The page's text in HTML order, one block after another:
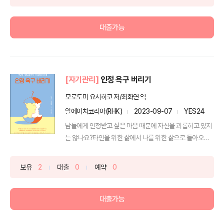
대출가능
[자기관리] 인정 욕구 버리기
모로토미 요시히코 저/최화연 역
알에이치코리아(RHK)
2023-09-07
YES24
남들에게 인정받고 싶은 마음 때문에 자신을 괴롭히고 있지
는 않나요?타인을 위한 삶에서 나를 위한 삶으로 돌아오는
보유 2 대출 0 예약 0
대출가능